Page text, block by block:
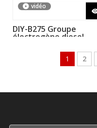
vidéo
DIY-B275 Groupe
électrogène diesel
250kVA 200kW
1 2